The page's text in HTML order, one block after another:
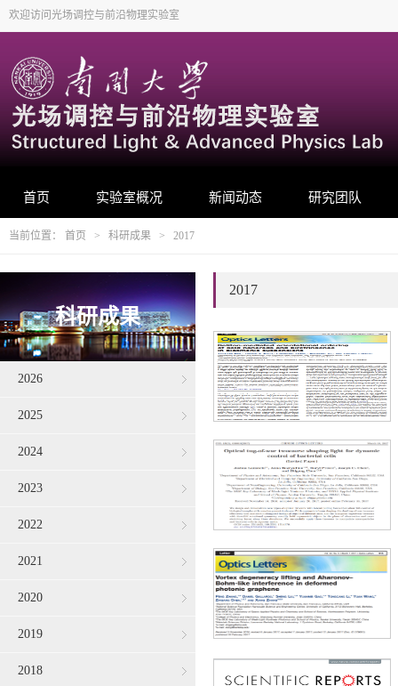
欢迎访问光场调控与前沿物理实验室
首页 实验室概况 新闻动态 研究团队
当前位置： 首页 > 科研成果 > 2017
科研成果
2026
2025
2024
2023
2022
2021
2020
2019
2018
2017